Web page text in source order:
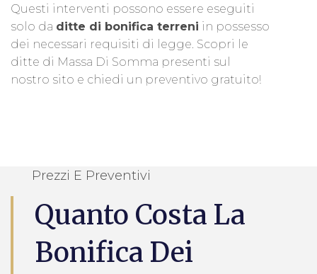
Questi interventi possono essere eseguiti
solo da ditte di bonifica terreni in possesso
dei necessari requisiti di legge. Scopri le
ditte di Massa Di Somma presenti sul
nostro sito e chiedi un preventivo gratuito!
Prezzi E Preventivi
Quanto Costa La
Bonifica Dei